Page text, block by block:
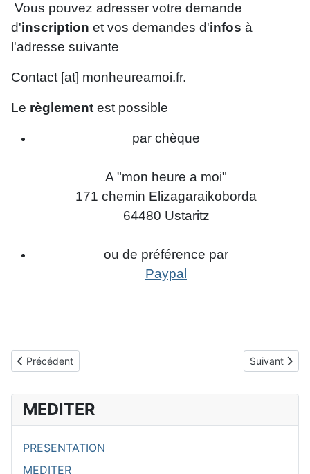
Vous pouvez adresser votre demande
d'inscription et vos demandes d'infos à
l'adresse suivante
Contact [at] monheureamoi.fr.
Le règlement est possible
par chèque
A "mon heure a moi"
171 chemin Elizagaraikoborda
64480 Ustaritz
ou de préférence par
Paypal
Article précédent : REPLAY
Précédent Article
Suivant
MEDITER
PRESENTATION
MEDITER